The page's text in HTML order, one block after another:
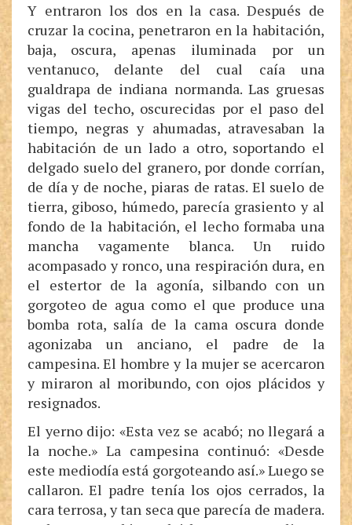
Y entraron los dos en la casa. Después de
cruzar la cocina, penetraron en la habitación,
baja, oscura, apenas iluminada por un
ventanuco, delante del cual caía una
gualdrapa de indiana normanda. Las gruesas
vigas del techo, oscurecidas por el paso del
tiempo, negras y ahumadas, atravesaban la
habitación de un lado a otro, soportando el
delgado suelo del granero, por donde corrían,
de día y de noche, piaras de ratas. El suelo de
tierra, giboso, húmedo, parecía grasiento y al
fondo de la habitación, el lecho formaba una
mancha vagamente blanca. Un ruido
acompasado y ronco, una respiración dura, en
el estertor de la agonía, silbando con un
gorgoteo de agua como el que produce una
bomba rota, salía de la cama oscura donde
agonizaba un anciano, el padre de la
campesina. El hombre y la mujer se acercaron
y miraron al moribundo, con ojos plácidos y
resignados.
El yerno dijo: «Esta vez se acabó; no llegará a
la noche.» La campesina continuó: «Desde
este mediodía está gorgoteando así.» Luego se
callaron. El padre tenía los ojos cerrados, la
cara terrosa, y tan seca que parecía de madera.